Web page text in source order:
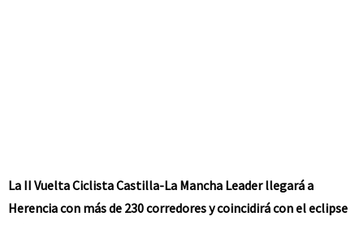
La II Vuelta Ciclista Castilla-La Mancha Leader llegará a
Herencia con más de 230 corredores y coincidirá con el eclipse